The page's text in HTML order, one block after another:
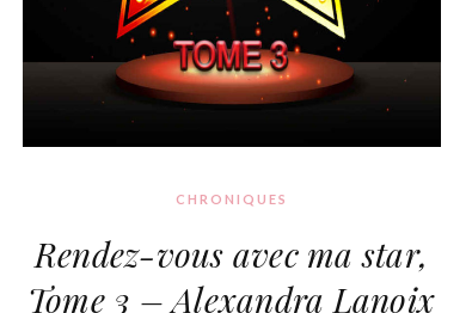
CHRONIQUES
Rendez-vous avec ma star,
Tome 3 – Alexandra Lanoix